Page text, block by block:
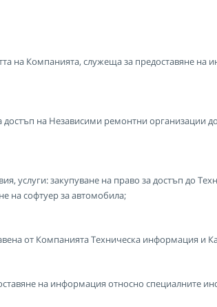
на Компанията, служеща за предоставяне
достъп на Независими ремонтни организации
услуги: закупуване на право за достъп до
на софтуер за автомобила;
от Компанията Техническа информация и
на информация относно специалните